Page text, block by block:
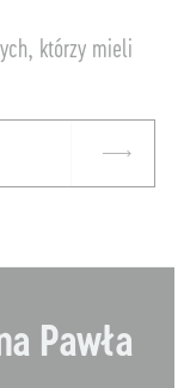
którzy mieli
Pawła